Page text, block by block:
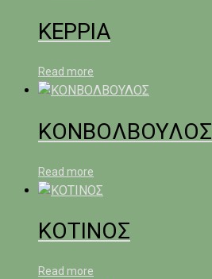
ΚΕΡΡΙΑ
Read more
ΚΟΝΒΟΛΒΟΥΛΟΣ
Read more
ΚΟΤΙΝΟΣ
Read more